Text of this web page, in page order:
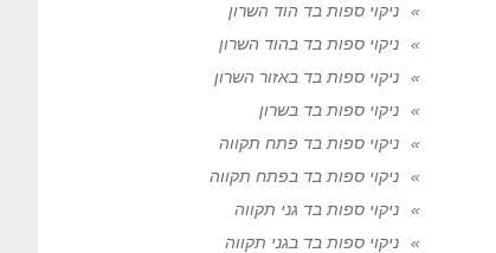
ניקוי ספות בד הוד השרון
ניקוי ספות בד בהוד השרון
ניקוי ספות בד באזור השרון
ניקוי ספות בד בשרון
ניקוי ספות בד פתח תקווה
ניקוי ספות בד בפתח תקווה
ניקוי ספות בד גני תקווה
ניקוי ספות בד בגני תקווה